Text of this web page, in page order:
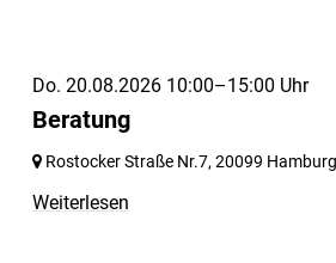
Do. 20.08.2026 10:00–15:00 Uhr
Beratung
Rostocker Straße Nr.7, 20099 Hamburg
Weiterlesen